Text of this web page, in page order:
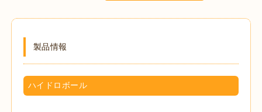
製品情報
ハイドロボール